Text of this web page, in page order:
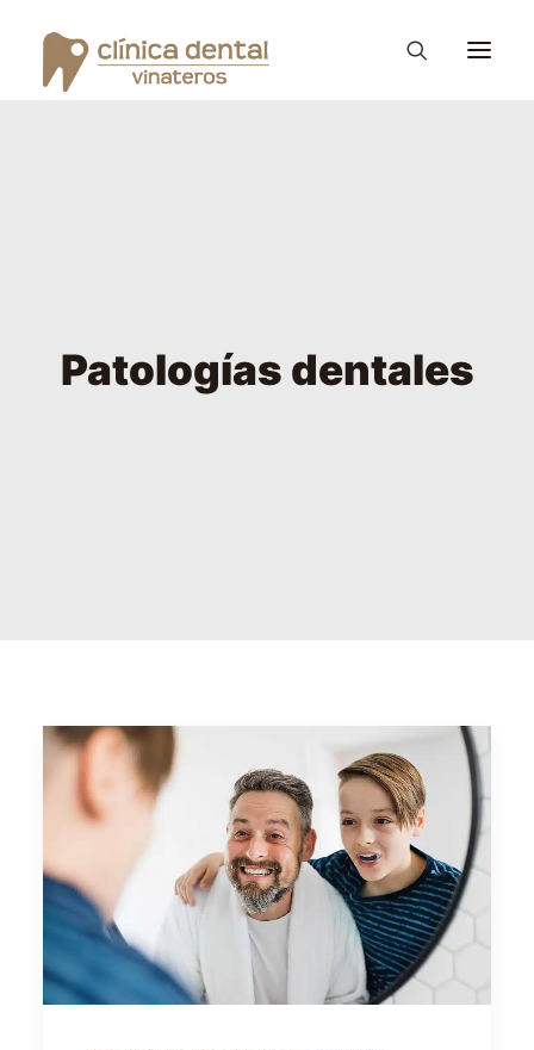
La clínica Dental
Patologías dentales